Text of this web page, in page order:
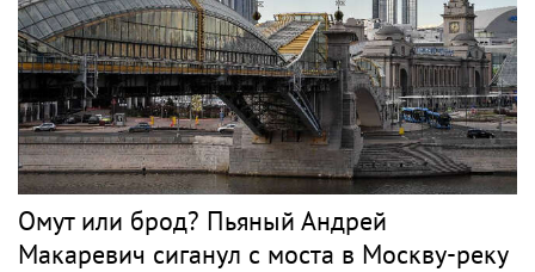
Омут или брод? Пьяный Андрей
Макаревич сиганул с моста в Москву-реку